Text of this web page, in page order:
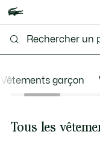
Vêtements garçon
Tous les